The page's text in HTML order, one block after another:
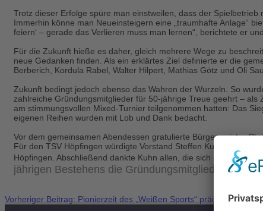
Trotz dieser Erfolge spüre man einstweilen, dass der
Immerhin könne man Neueinsteigern eine „traumhafte Anlage“
feiern‘ – gerade das Verlieren muss man lernen“, berichtete er
Für die Zukunft hieße es daher, gleich mehrere Wege zu
neue Gedanken finden. Als ein erklärtes Ziel definierte er die
Berberich, Kordula Rabel, Walter Hilpert, Mathias Götz und Oli
Zukunft bedingt jedoch ebenso das Wahren der Wurzeln. So
zahlreiche Gründungsmitglieder für 50-jährige Treue geehrt –
am stimmungsvollen Mixed-Turnier teilgenommen hatten: Das
eigenen Reihen wurden mit Lob und Dank bedacht.
Vor dem gemeinsamen Abendessen gratulierte Bürgermeister
Für den TSV Höpfingen würdigte Vorstand Steffen Kuhn die
Höpfingen. Abschließend dankte Kuhn allen, die sich um die
jährigen Bestehens die Gründungsmitglieder
Vorheriger Beitrag: Pionierzeit des „Weißen Sports“ prägendZurück